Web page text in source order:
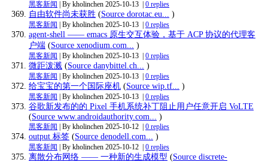
黑客新闻 | By kholinchen 2025-10-13 0 replies
自由软件尚未获胜 (Source dorotac.eu... )
黑客新闻 | By kholinchen 2025-10-13 0 replies
agent-shell —— emacs 原生交互体验，基于 ACP 协议的代理客
户端 (Source xenodium.com... )
黑客新闻 | By kholinchen 2025-10-13 0 replies
微距泼溅 (Source danybittel.ch... )
黑客新闻 | By kholinchen 2025-10-13 0 replies
给宝宝的第一个国际座机 (Source wip.tf... )
黑客新闻 | By kholinchen 2025-10-13 0 replies
谷歌新发布的的 Pixel 手机系统补丁阻止用户任意开启 VoLTE
(Source www.androidauthority.com... )
黑客新闻 | By kholinchen 2025-10-12 0 replies
output 标签 (Source denodell.com... )
黑客新闻 | By kholinchen 2025-10-12 0 replies
离散分布网络 —— 一种新的生成模型 (Source discrete-